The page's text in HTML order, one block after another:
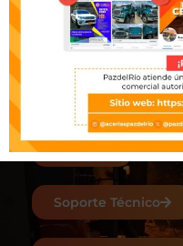
Estamos atentos a
comentarios,
pondrá en contacto
Ventas
Soporte Técnico